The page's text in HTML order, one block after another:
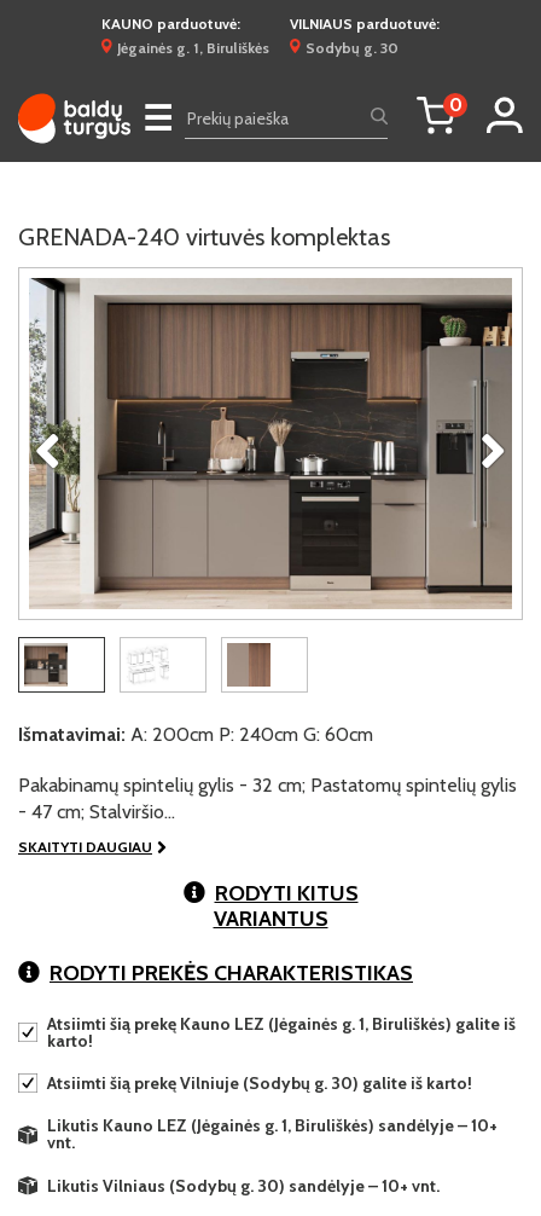
KAUNO parduotuvė:
Jėgainės g. 1, Biruliškės
VILNIAUS parduotuvė:
Sodybų g. 30
☰ 0
GRENADA-240 virtuvės komplektas
Išmatavimai: A: 200cm P: 240cm G: 60cm
Pakabinamų spintelių gylis - 32 cm; Pastatomų spintelių gylis
- 47 cm; Stalviršio…
SKAITYTI DAUGIAU
RODYTI KITUS
VARIANTUS
RODYTI PREKĖS CHARAKTERISTIKAS
Atsiimti šią prekę Kauno LEZ (Jėgainės g. 1, Biruliškės) galite iš
karto!
Atsiimti šią prekę Vilniuje (Sodybų g. 30) galite iš karto!
Likutis Kauno LEZ (Jėgainės g. 1, Biruliškės) sandėlyje – 10+
vnt.
Likutis Vilniaus (Sodybų g. 30) sandėlyje – 10+ vnt.